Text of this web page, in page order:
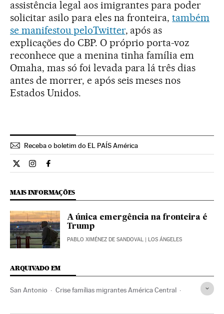
assistência legal aos imigrantes para poder
solicitar asilo para eles na fronteira,também
se manifestou peloTwitter, após as
explicações do CBP. O próprio porta-voz
reconhece que a menina tinha família em
Omaha, mas só foi levada para lá três dias
antes de morrer, e após seis meses nos
Estados Unidos.
Receba o boletim do EL PAÍS América
Internacional El País Brasil en Twitter
Internacional El País Brasil en Instagram
Internacional El País Brasil en Facebook
MAIS INFORMAÇÕES
A única emergência na fronteira é
Trump
PABLO XIMÉNEZ DE SANDOVAL | LOS ÁNGELES
ARQUIVADO EM
San Antonio Crise famílias migrantes América Central